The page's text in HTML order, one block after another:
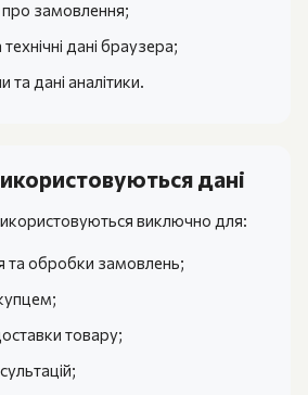
замовлення;
дані браузера;
дані аналітики.
дані
виключно для:
обробки замовлень;
товару;